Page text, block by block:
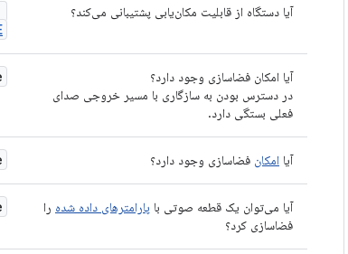
آیا دستگاه از قابلیت مکان‌یابی پشتیبانی می‌کند؟
آیا امکان فضاسازی وجود دارد؟
در دسترس بودن به سازگاری با مسیر خروجی صدای
فعلی بستگی دارد.
آیا امکان فضاسازی وجود دارد؟
آیا می‌توان یک قطعه صوتی با پارامترهای داده شده را
فضاسازی کرد؟